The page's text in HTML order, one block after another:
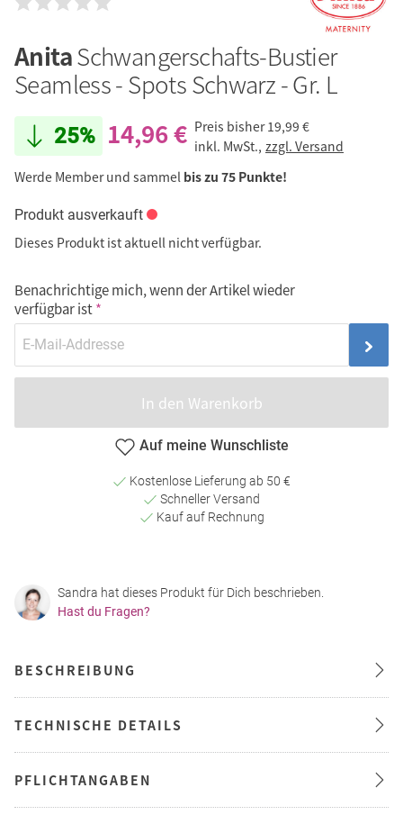
AnitaSchwangerschafts-Bustier
Seamless - Spots Schwarz - Gr. L
25% 14,96 € Preis bisher 19,99 €
inkl. MwSt., zzgl. Versand
Werde Member und sammel bis zu 75 Punkte!
Produkt ausverkauft
Dieses Produkt ist aktuell nicht verfügbar.
Benachrichtige mich, wenn der Artikel wieder
verfügbar ist
In den Warenkorb
Auf meine Wunschliste
Kostenlose Lieferung ab 50 €
Schneller Versand
Kauf auf Rechnung
Sandra hat dieses Produkt für Dich beschrieben.
Hast du Fragen?
BESCHREIBUNG
TECHNISCHE DETAILS
PFLICHTANGABEN